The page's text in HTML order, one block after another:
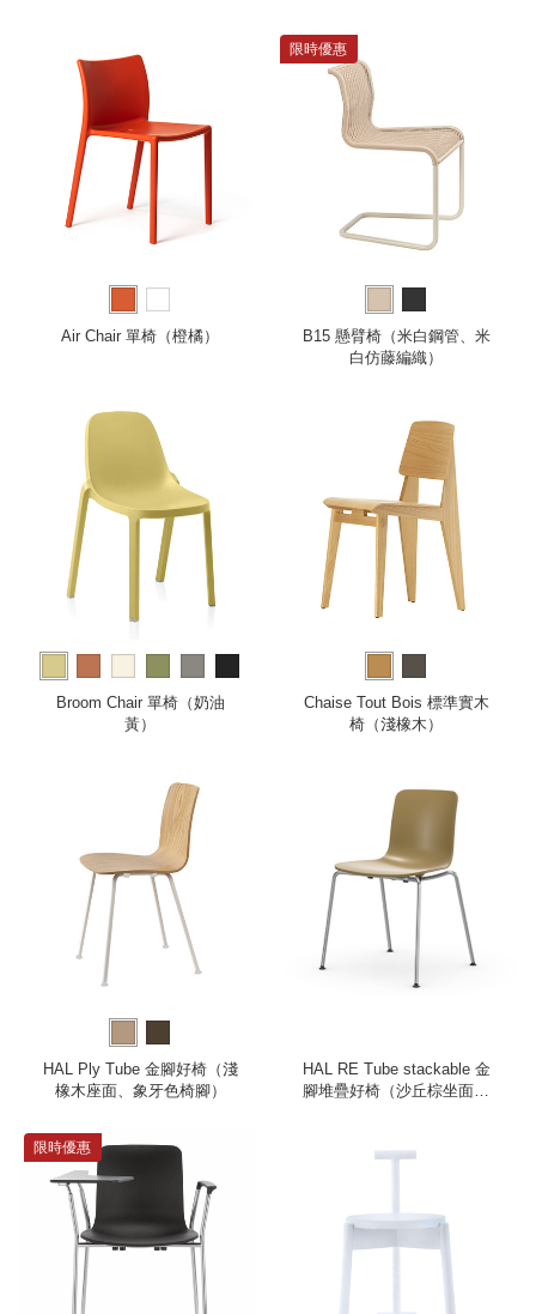
Air Chair 單椅（橙橘）
限時優惠
B15 懸臂椅（米白鋼管、米
白仿藤編織）
more
Broom Chair 單椅（奶油
黃）
Chaise Tout Bois 標準實木
椅（淺橡木）
HAL Ply Tube 金腳好椅（淺
橡木座面、象牙色椅腳）
HAL RE Tube stackable 金
腳堆疊好椅（沙丘棕坐面、
限時優惠